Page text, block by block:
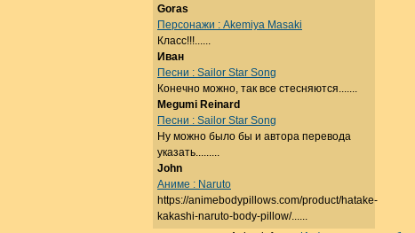
Goras
Персонажи : Akemiya Masaki
Класс!!!......
Иван
Песни : Sailor Star Song
Конечно можно, так все стесняются.......
Megumi Reinard
Песни : Sailor Star Song
Ну можно было бы и автора перевода
указать.........
John
Аниме : Naruto
https://animebodypillows.com/product/hatake-
kakashi-naruto-body-pillow/......